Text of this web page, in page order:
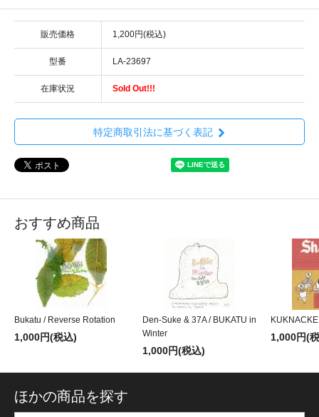
販売価格 1,200円(税込)
型番 LA-23697
在庫状況 Sold Out!!!
特定商取引法に基づく表記
おすすめ商品
Bukatu / Reverse Rotation
1,000円(税込)
Den-Suke & 37A / BUKATU in
Winter
1,000円(税込)
1,000円(
ほかの商品を探す